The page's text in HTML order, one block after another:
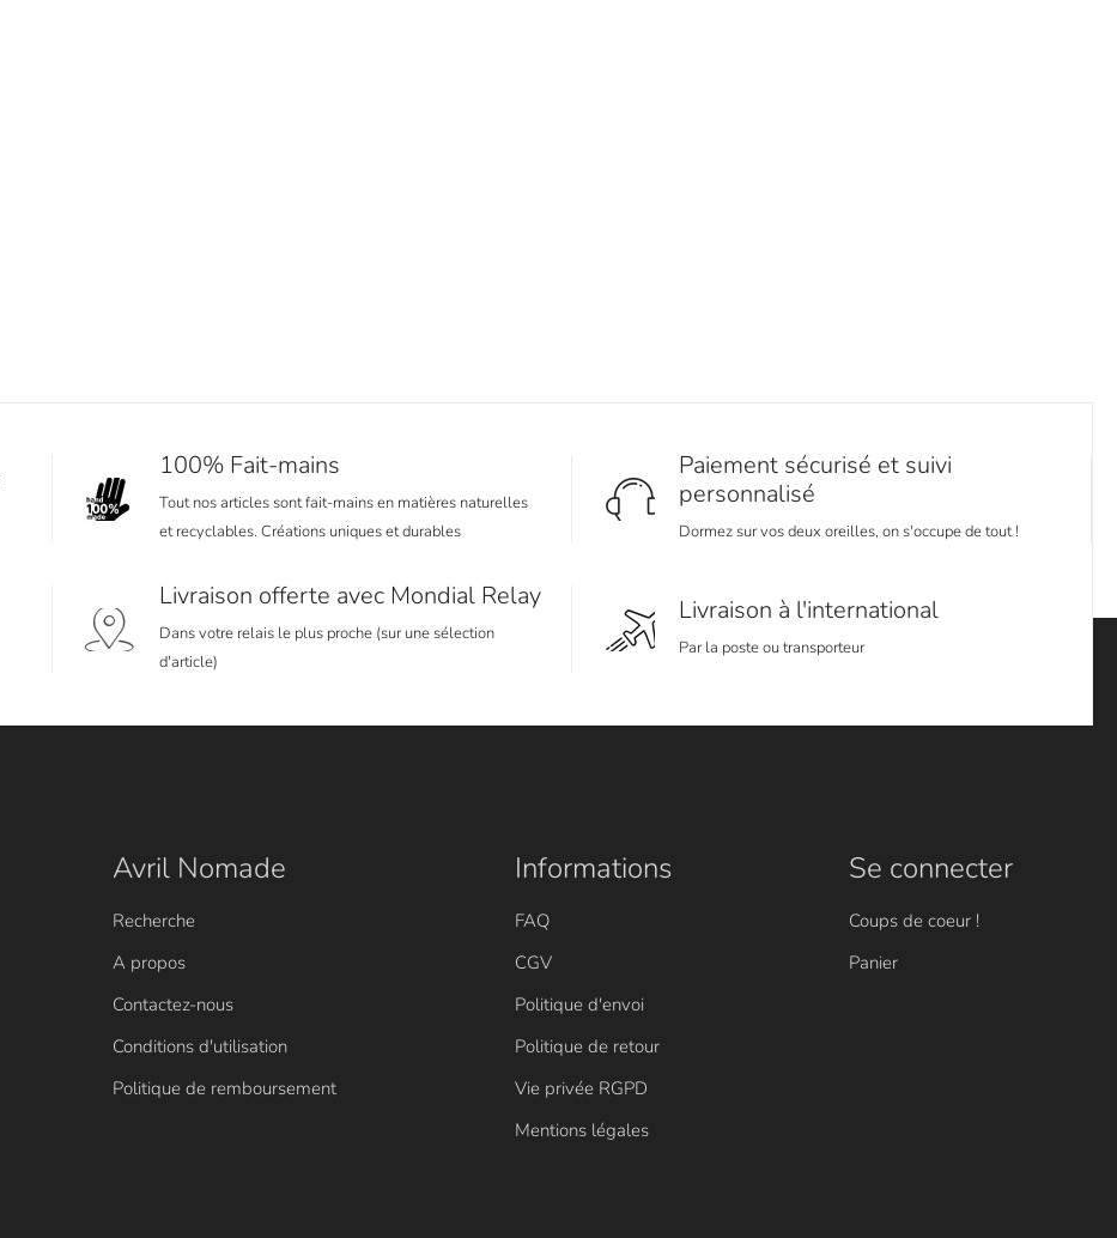
100% Fait-mains
Tout nos articles sont fait-mains en matières naturelles
et recyclables. Créations uniques et durables
Paiement sécurisé et suivi
personnalisé
Dormez sur vos deux oreilles, on s'occupe de tout !
Livraison offerte avec Mondial Relay
Dans votre relais le plus proche (sur une sélection
d'article)
Livraison à l'international
Par la poste ou transporteur
Avril Nomade
Recherche
A propos
Contactez-nous
Conditions d'utilisation
Politique de remboursement
Informations
FAQ
CGV
Politique d'envoi
Politique de retour
Vie privée RGPD
Mentions légales
Se connecter
Coups de coeur !
Panier